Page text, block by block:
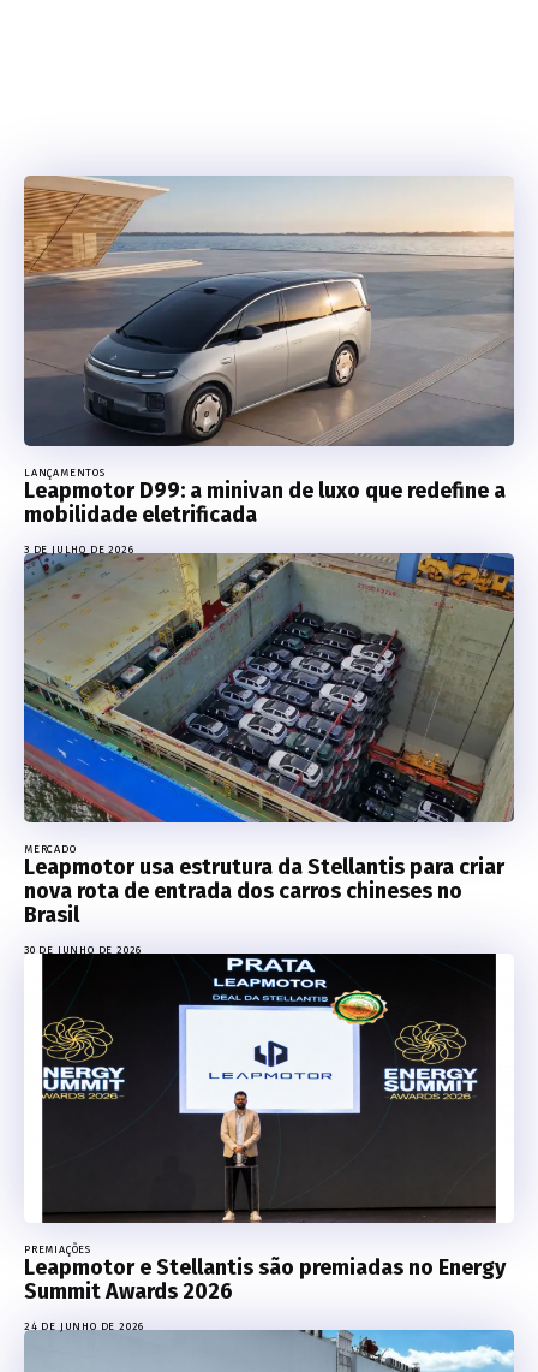
LANÇAMENTOS
Leapmotor D99: a minivan de luxo que redefine a
mobilidade eletrificada
3 DE JULHO DE 2026
MERCADO
Leapmotor usa estrutura da Stellantis para criar
nova rota de entrada dos carros chineses no
Brasil
30 DE JUNHO DE 2026
PREMIAÇÕES
Leapmotor e Stellantis são premiadas no Energy
Summit Awards 2026
24 DE JUNHO DE 2026